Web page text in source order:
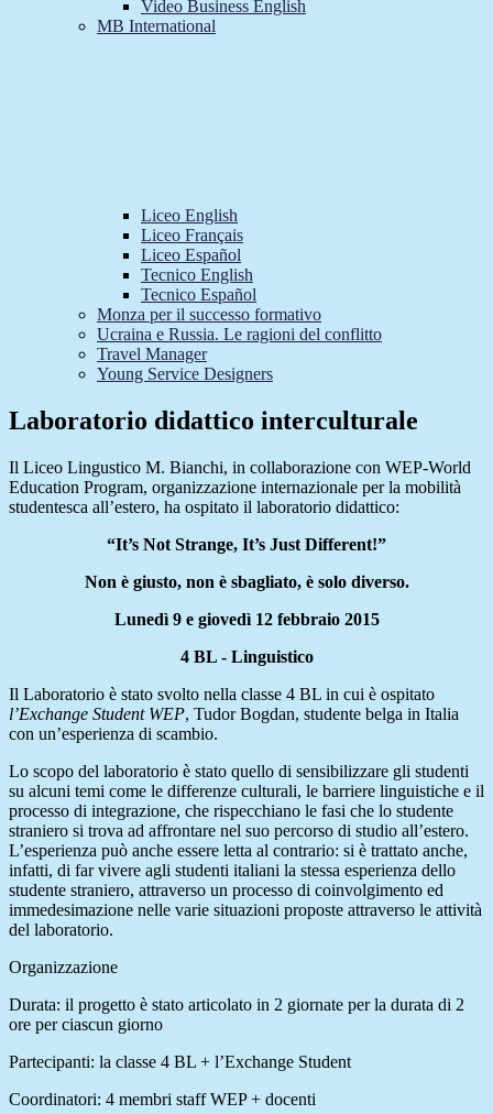
Video Business English
MB International
Liceo English
Liceo Français
Liceo Español
Tecnico English
Tecnico Español
Monza per il successo formativo
Ucraina e Russia. Le ragioni del conflitto
Travel Manager
Young Service Designers
Laboratorio didattico interculturale
Il Liceo Lingustico M. Bianchi, in collaborazione con WEP-World
Education Program, organizzazione internazionale per la mobilità
studentesca all’estero, ha ospitato il laboratorio didattico:
“It’s Not Strange, It’s Just Different!”
Non è giusto, non è sbagliato, è solo diverso.
Lunedì 9 e giovedì 12 febbraio 2015
4 BL - Linguistico
Il Laboratorio è stato svolto nella classe 4 BL in cui è ospitato
l’Exchange Student WEP, Tudor Bogdan, studente belga in Italia
con un’esperienza di scambio.
Lo scopo del laboratorio è stato quello di sensibilizzare gli studenti
su alcuni temi come le differenze culturali, le barriere linguistiche e il
processo di integrazione, che rispecchiano le fasi che lo studente
straniero si trova ad affrontare nel suo percorso di studio all’estero.
L’esperienza può anche essere letta al contrario: si è trattato anche,
infatti, di far vivere agli studenti italiani la stessa esperienza dello
studente straniero, attraverso un processo di coinvolgimento ed
immedesimazione nelle varie situazioni proposte attraverso le attività
del laboratorio.
Organizzazione
Durata: il progetto è stato articolato in 2 giornate per la durata di 2
ore per ciascun giorno
Partecipanti: la classe 4 BL + l’Exchange Student
Coordinatori: 4 membri staff WEP + docenti